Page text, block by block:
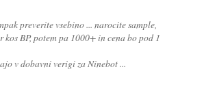
preverite vsebino ... narocite sample,
BP, potem pa 1000+ in cena bo pod 1
v dobavni verigi za Ninebot ...